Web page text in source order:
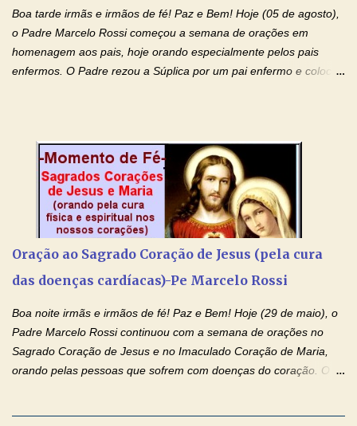
coração, confiante que o Senhor me atenderá. Eu louvo o Pai por
ter nos dado o Senhor, Jesus, como presente de Páscoa. eu
agradeço de coração ao Espíri...
Boa tarde irmãs e irmãos de fé! Paz e Bem! Hoje (05 de agosto),
o Padre Marcelo Rossi começou a semana de orações em
homenagem aos pais, hoje orando especialmente pelos pais
enfermos. O Padre rezou a Súplica por um pai enfermo e colocou
de Nossa Senhora. Adriana dos Anjos-Devoção e Fé Mensagem
do Padre Marcelo Rossi por E-mail e Facebook: Como foi
anunciado ontem, entramos em uma semana de homenagens
aos nossos pais. Hoje nossas orações serão focadas nos pais
que não se encontram bem de saúde, OS PAIS ENFERMOS!
pais. Vamos dedicar um dia para os pais mais idosos, pais que
estão doentes, pais que estão longe dos filhos, pais que já são
para todos os pais. Hoje vamos d...
Oração ao Sagrado Coração de Jesus (pela cura
das doenças cardíacas)-Pe Marcelo Rossi
Boa noite irmãs e irmãos de fé! Paz e Bem! Hoje (29 de maio), o
Padre Marcelo Rossi continuou com a semana de orações no
Sagrado Coração de Jesus e no Imaculado Coração de Maria,
orando pelas pessoas que sofrem com doenças do coração. O